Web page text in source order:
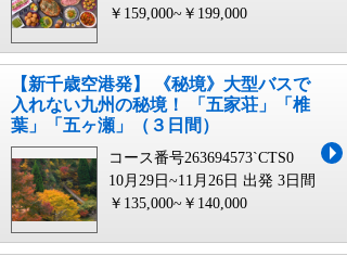
￥159,000~￥199,000
【新千歳空港発】 《秘境》大型バスで
入れない九州の秘境！ 「五家荘」「椎
葉」「五ヶ瀬」（３日間）
コース番号263694573`CTS0
10月29日~11月26日 出発 3日間
￥135,000~￥140,000